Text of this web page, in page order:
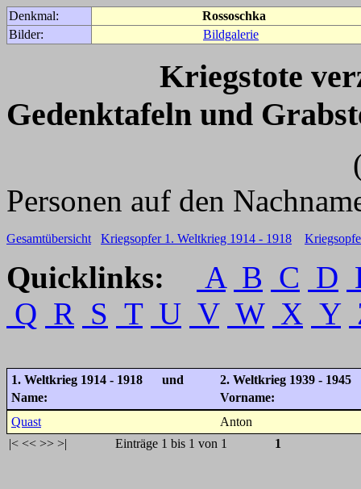
Denkmal:
Rossoschka
Bilder:
Bildgalerie
Kriegstote
Gedenktafeln und
(Für weitere
Personen auf den
Gesamtübersicht Kriegsopfer 1. Weltkrieg 1914 - 1918
Quicklinks: A B C D
Q R S T U V W X Y
1. Weltkrieg 1914 - 1918 und
2. Weltkrieg 1939 - 1945
Name:
Vorname:
Quast
Anton
|< << >> >| Einträge 1 bis 1 von 1 1